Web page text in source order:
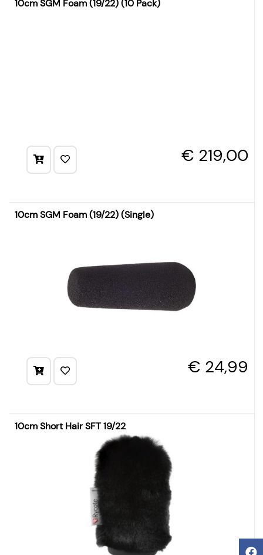
10cm SGM Foam (19/22) (10 Pack)
€ 219,00
10cm SGM Foam (19/22) (Single)
€ 24,99
10cm Short Hair SFT 19/22